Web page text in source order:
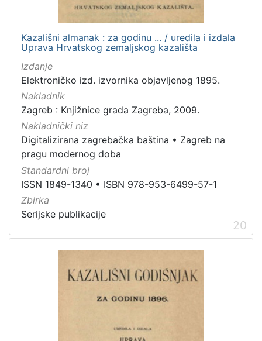
Kazališni almanak : za godinu ... / uredila i izdala
Uprava Hrvatskog zemaljskog kazališta
Izdanje
Elektroničko izd. izvornika objavljenog 1895.
Nakladnik
Zagreb : Knjižnice grada Zagreba, 2009.
Nakladnički niz
Digitalizirana zagrebačka baština • Zagreb na
pragu modernog doba
Standardni broj
ISSN 1849-1340 • ISBN 978-953-6499-57-1
Zbirka
Serijske publikacije
20